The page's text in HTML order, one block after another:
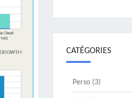
CATÉGORIES
Perso(3)